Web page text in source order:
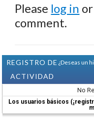
Please log in or
comment.
REGISTRO DE
ACTIVIDAD
¿Deseas un
No
Los usuarios básicos